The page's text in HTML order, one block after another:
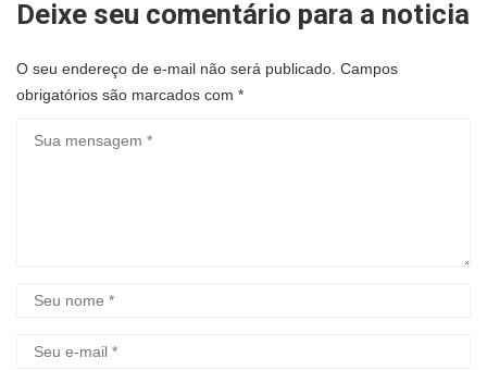
Deixe seu comentário para a noticia
O seu endereço de e-mail não será publicado. Campos
obrigatórios são marcados com *